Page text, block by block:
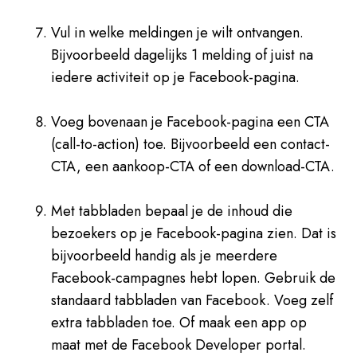
Vul in welke meldingen je wilt ontvangen.
Bijvoorbeeld dagelijks 1 melding of juist na
iedere activiteit op je Facebook-pagina.
Voeg bovenaan je Facebook-pagina een CTA
(call-to-action) toe. Bijvoorbeeld een contact-
CTA, een aankoop-CTA of een download-CTA.
Met tabbladen bepaal je de inhoud die
bezoekers op je Facebook-pagina zien. Dat is
bijvoorbeeld handig als je meerdere
Facebook-campagnes hebt lopen. Gebruik de
standaard tabbladen van Facebook. Voeg zelf
extra tabbladen toe. Of maak een app op
maat met de Facebook Developer portal.